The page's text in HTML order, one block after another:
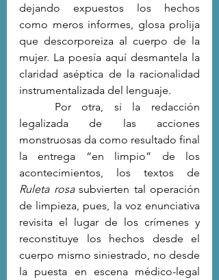
dejando expuestos los hechos
como meros informes, glosa prolija
que descorporeiza al cuerpo de la
mujer. La poesía aquí desmantela la
claridad aséptica de la racionalidad
instrumentalizada del lenguaje.
legalizada de las acciones
monstruosas da como resultado final
la entrega “en limpio” de los
Ruleta rosa subvierten tal operación
de limpieza, pues, la voz enunciativa
revisita el lugar de los crímenes y
reconstituye los hechos desde el
cuerpo mismo siniestrado, no desde
la puesta en escena médico-legal